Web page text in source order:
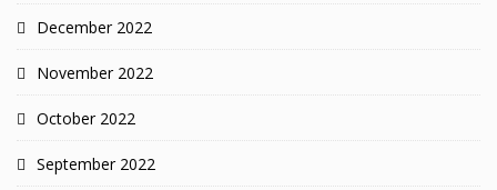
December 2022
November 2022
October 2022
September 2022